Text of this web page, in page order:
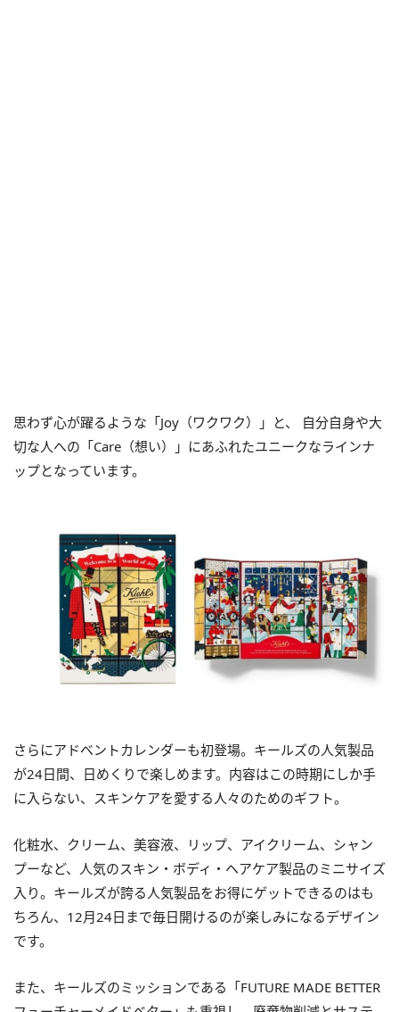
思わず心が躍るような「Joy （ワクワク）」と、 自分自身や大
切な人への「Care （想い）」にあふれたユニークなラインナ
ップとなっています。
さらにアドベントカレンダーも初登場。キールズの人気製品
が24日間、日めくりで楽しめます。内容はこの時期にしか手
に入らない、スキンケアを愛する人々のためのギフト。
化粧水、クリーム、美容液、リップ、アイクリーム、シャン
プーなど、人気のスキン・ボディ・ヘアケア製品のミニサイズ
入り。キールズが誇る人気製品をお得にゲットできるのはも
ちろん、 12月24日まで毎日開けるのが楽しみになるデザイン
です。
また、キールズのミッションである「FUTURE MADE BETTER